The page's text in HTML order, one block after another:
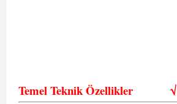
Temel Teknik Özellikler√